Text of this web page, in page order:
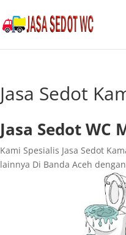
Jasa Sedot
Jasa Sedot WC
Kami Spesialis Jasa Sedot
lainnya Di Banda Aceh